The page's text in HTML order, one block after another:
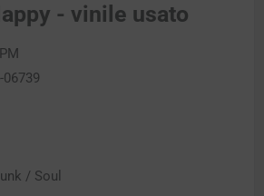
- vinile usato
06739
/ Soul